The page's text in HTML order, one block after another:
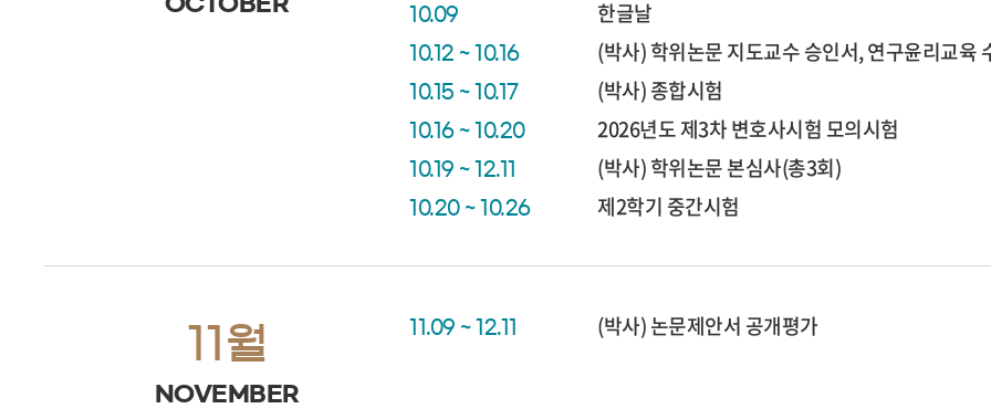
10.09 한글날
10.12 ~ 10.16 (박사) 학위논문 지도교수 승인서, 연구윤리교육
10.15 ~ 10.17 (박사) 종합시험
10.16 ~ 10.20 2026년도 제3차 변호사시험 모의시험
10.19 ~ 12.11 (박사) 학위논문 본심사(총3회)
10.20 ~ 10.26 제2학기 중간시험
11월
NOVEMBER
11.09 ~ 12.11 (박사) 논문제안서 공개평가